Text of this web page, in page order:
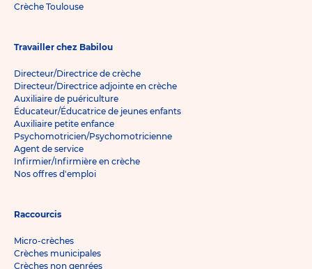
Crèche Toulouse
Travailler chez Babilou
Directeur/Directrice de crèche
Directeur/Directrice adjointe en crèche
Auxiliaire de puériculture
Éducateur/Éducatrice de jeunes enfants
Auxiliaire petite enfance
Psychomotricien/Psychomotricienne
Agent de service
Infirmier/Infirmière en crèche
Nos offres d'emploi
Raccourcis
Micro-crèches
Crèches municipales
Crèches non genrées